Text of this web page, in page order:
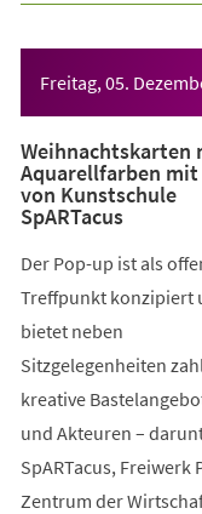
Freitag, 05.
Weihnachtskarten
Aquarellfarben mit
von Kunstschule
SpARTacus
Der Pop-up ist als
Treffpunkt konzipiert
bietet neben
Sitzgelegenheiten
kreative
und Akteuren –
SpARTacus,
Zentrum der